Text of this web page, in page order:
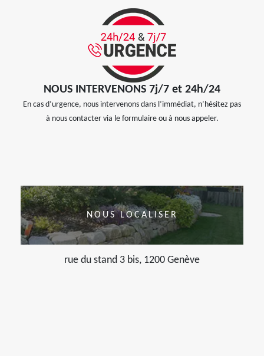
NOUS INTERVENONS 7j/7 et 24h/24
En cas d’urgence, nous intervenons dans l’immédiat, n’hésitez pas
à nous contacter via le formulaire ou à nous appeler.
NOUS LOCALISER
rue du stand 3 bis, 1200 Genève